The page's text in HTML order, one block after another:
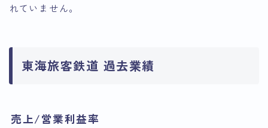
れていません。
東海旅客鉄道 過去業績
売上/営業利益率